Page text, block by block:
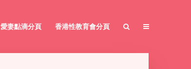
愛妻點滴分頁 香港性教育會分頁